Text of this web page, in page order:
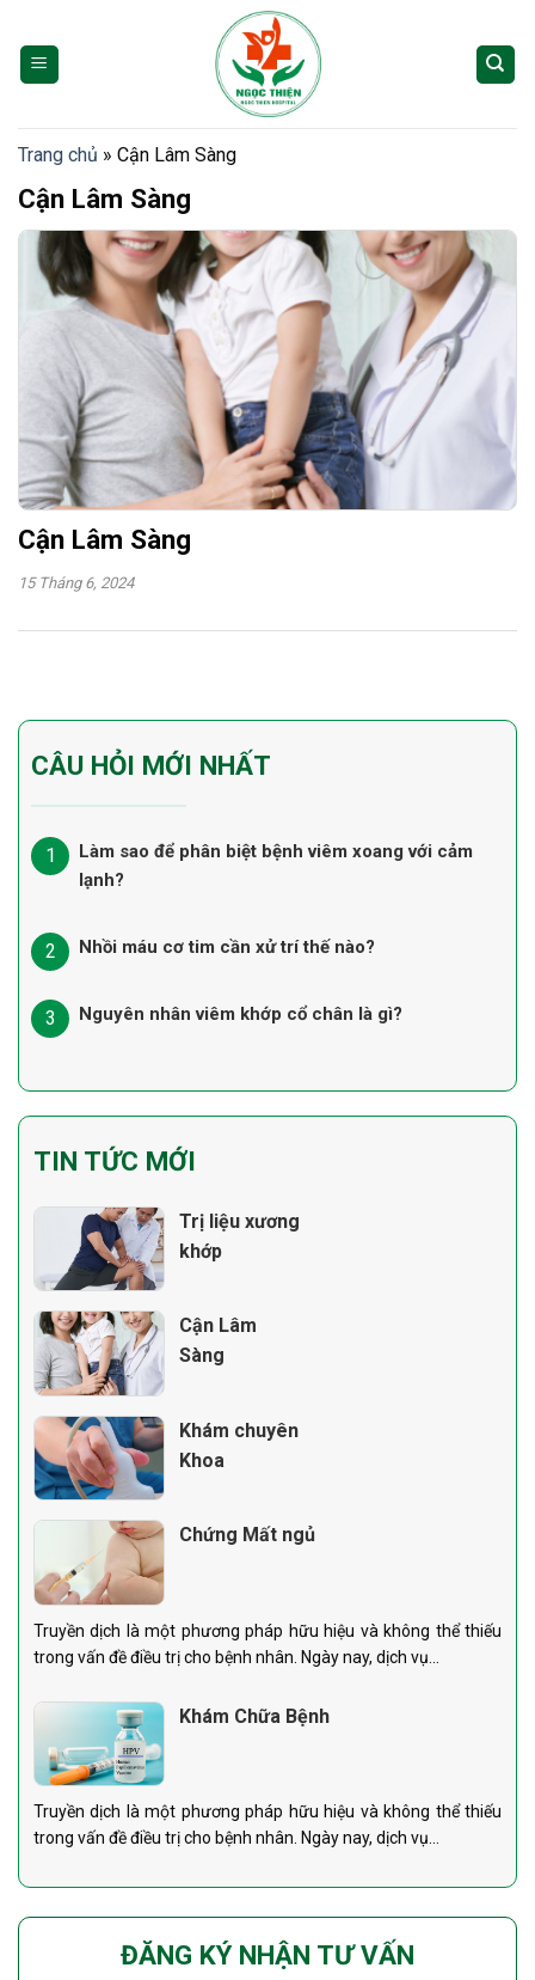
content
Trang chủ » Cận Lâm Sàng
Cận Lâm Sàng
Cận Lâm Sàng
15 Tháng 6, 2024
CÂU HỎI MỚI NHẤT
Làm sao để phân biệt bệnh viêm xoang với cảm
lạnh?
Nhồi máu cơ tim cần xử trí thế nào?
Nguyên nhân viêm khớp cổ chân là gì?
TIN TỨC MỚI
Trị liệu xương
khớp
Cận Lâm
Sàng
Khám chuyên
Khoa
Chứng Mất ngủ
Truyền dịch là một phương pháp hữu hiệu và không thể thiếu
trong vấn đề điều trị cho bệnh nhân. Ngày nay, dịch vụ...
Khám Chữa Bệnh
Truyền dịch là một phương pháp hữu hiệu và không thể thiếu
trong vấn đề điều trị cho bệnh nhân. Ngày nay, dịch vụ...
ĐĂNG KÝ NHẬN TƯ VẤN